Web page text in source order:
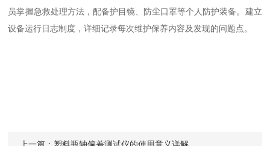
员掌握急救处理方法，配备护目镜、防尘口罩等个人防护装备。建立
设备运行日志制度，详细记录每次维护保养内容及发现的问题点。